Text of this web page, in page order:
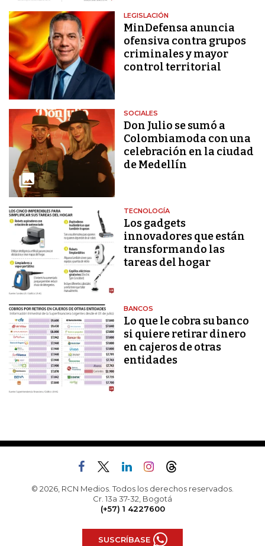
LEGISLACIÓN
MinDefensa anuncia
ofensiva contra grupos
criminales y mayor
control territorial
SOCIALES
Don Julio se sumó a
Colombiamoda con una
celebración en la ciudad
de Medellín
TECNOLOGÍA
Los gadgets
innovadores que están
transformando las
tareas del hogar
BANCOS
Lo que le cobra su banco
si quiere retirar dinero
en cajeros de otras
entidades
© 2026, RCN Medios. Todos los derechos reservados.
Cr. 13a 37-32, Bogotá
(+57) 1 4227600
SUSCRÍBASE